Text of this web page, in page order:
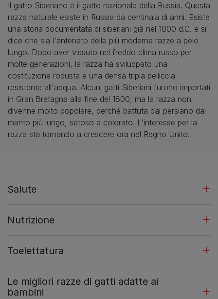
Il gatto Siberiano è il gatto nazionale della Russia. Questa
razza naturale esiste in Russia da centinaia di anni. Esiste
una storia documentata di siberiani già nel 1000 d.C. e si
dice che sia l'antenato delle più moderne razze a pelo
lungo. Dopo aver vissuto nel freddo clima russo per
molte generazioni, la razza ha sviluppato una
costituzione robusta e una densa tripla pelliccia
resistente all'acqua. Alcuni gatti Siberiani furono importati
in Gran Bretagna alla fine del 1800, ma la razza non
divenne molto popolare, perché battuta dal persiano dal
manto più lungo, setoso e colorato. L'interesse per la
razza sta tornando a crescere ora nel Regno Unito.
Salute
Nutrizione
Toelettatura
Le migliori razze di gatti adatte ai
bambini